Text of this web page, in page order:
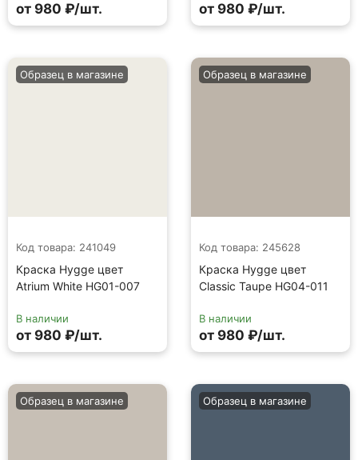
от 980 ₽/шт. от 980 ₽/шт.
Код товара: 241049
Краска Hygge цвет
Atrium White HG01-007
Образец в магазине
В наличии
от 980 ₽/шт.
Код товара: 245628
Краска Hygge цвет
Classic Taupe HG04-011
Образец в магазине
В наличии
от 980 ₽/шт.
Образец в магазине Образец в магазине